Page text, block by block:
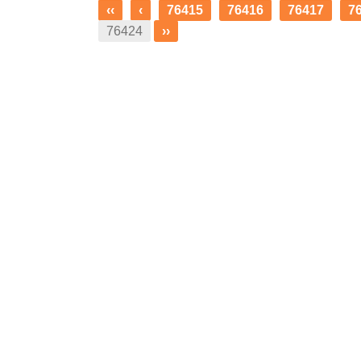
‹‹ ‹ 76415 76416 76417
76424
››